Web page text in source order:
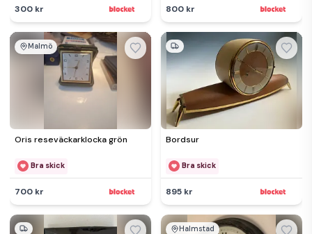
300 kr 800 kr
Malmö
Oris reseväckarklocka grön
Bra skick
700 kr
Bordsur
Bra skick
895 kr
Halmstad